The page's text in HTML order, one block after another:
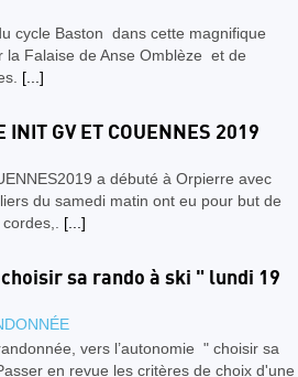
cycle Baston dans cette magnifique
la Falaise de Anse Omblèze et de
[...]
INIT GV ET COUENNES 2019
a débuté à Orpierre avec
du samedi matin ont eu pour but de
[...]
sa rando à ski " lundi 19
vers l’autonomie " choisir sa
en revue les critères de choix d'une